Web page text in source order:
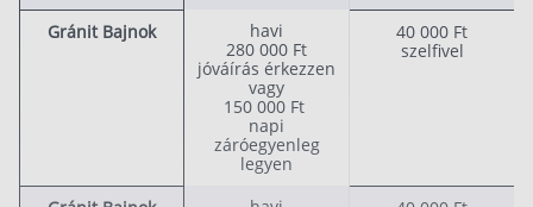
Gránit Bajnok
havi
280 000 Ft
jóváírás érkezzen
vagy
150 000 Ft
napi
záróegyenleg
legyen
40 000 Ft
szelfivel